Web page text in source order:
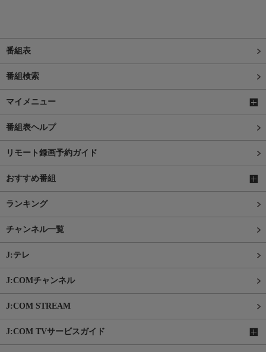
番組表
番組検索
マイメニュー
番組表ヘルプ
リモート録画予約ガイド
おすすめ番組
ランキング
チャンネル一覧
J:テレ
J:COMチャンネル
J:COM STREAM
J:COM TVサービスガイド